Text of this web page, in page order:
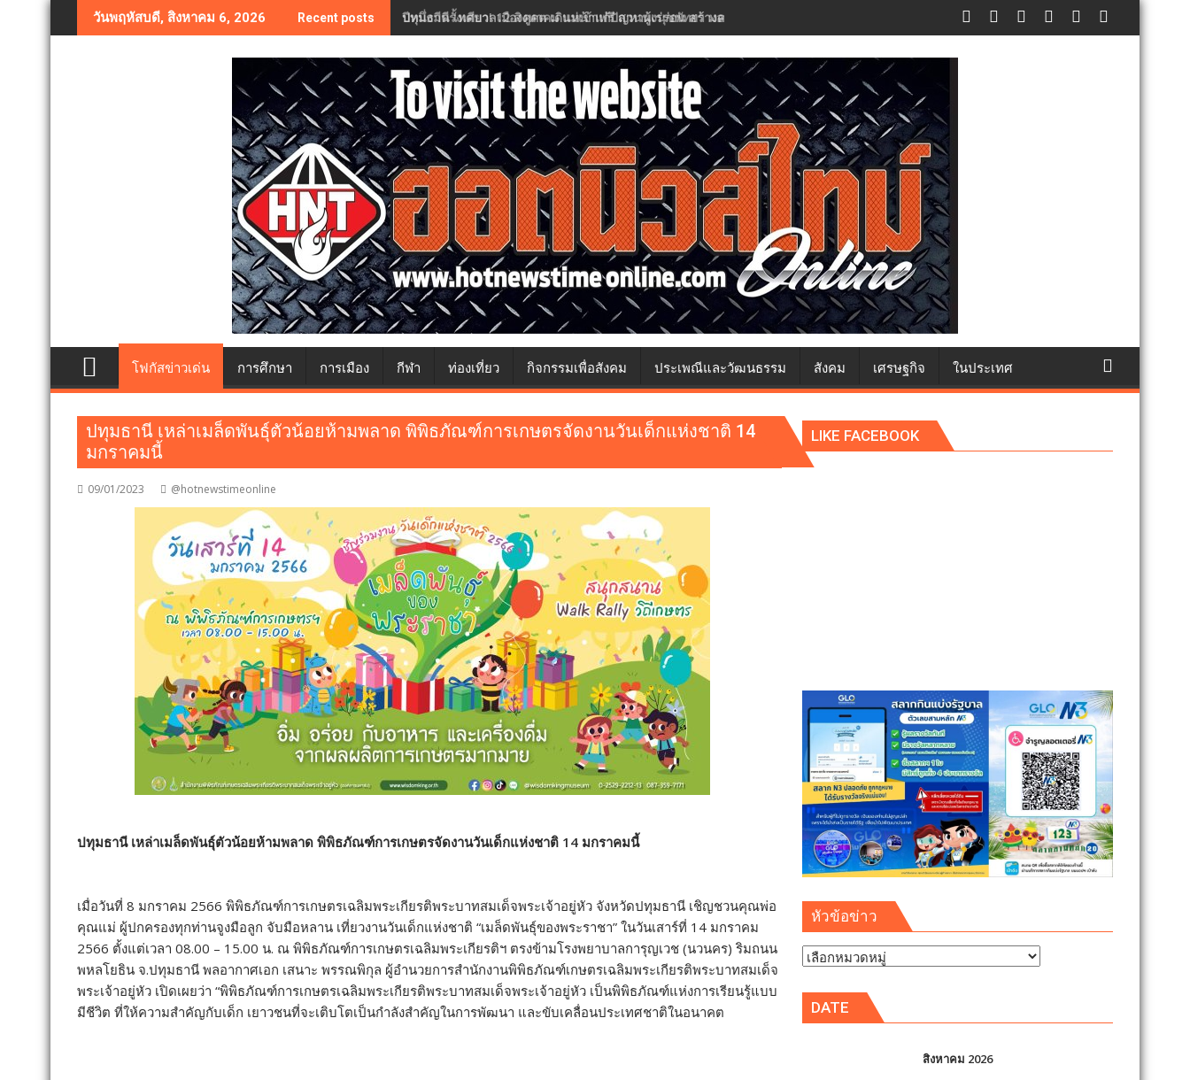
to
วันพฤหัสบดี, สิงหาคม 6, 2026 Recent posts ปทุมธานี เทศบาลเมืองคูคต เดินหน้าแก้ปัญหาผู้เร่ร่อน สร้างความปลอดภัยประชาชน
โฟกัสข่าวเด่น การศึกษา การเมือง กีฬา ท่องเที่ยว กิจกรรมเพื่อสังคม ประเพณีและวัฒนธรรม สังคม เศรษฐกิจ ในประเทศ
ปทุมธานี เหล่าเมล็ดพันธุ์ตัวน้อยห้ามพลาด พิพิธภัณฑ์การเกษตรจัดงานวันเด็กแห่งชาติ 14
มกราคมนี้
09/01/2023 @hotnewstimeonline
ปทุมธานี เหล่าเมล็ดพันธุ์ตัวน้อยห้ามพลาด พิพิธภัณฑ์การเกษตรจัดงานวันเด็กแห่งชาติ 14 มกราคมนี้
เมื่อวันที่ 8 มกราคม 2566 พิพิธภัณฑ์การเกษตรเฉลิมพระเกียรติพระบาทสมเด็จพระเจ้าอยู่หัว จังหวัดปทุมธานี เชิญชวนคุณพ่อ
คุณแม่ ผู้ปกครองทุกท่านจูงมือลูก จับมือหลาน เที่ยวงานวันเด็กแห่งชาติ “เมล็ดพันธุ์ของพระราชา” ในวันเสาร์ที่ 14 มกราคม
2566 ตั้งแต่เวลา 08.00 – 15.00 น. ณ พิพิธภัณฑ์การเกษตรเฉลิมพระเกียรติฯ ตรงข้ามโรงพยาบาลการุญเวช (นวนคร) ริมถนน
พหลโยธิน จ.ปทุมธานี พลอากาศเอก เสนาะ พรรณพิกุล ผู้อำนวยการสำนักงานพิพิธภัณฑ์เกษตรเฉลิมพระเกียรติพระบาทสมเด็จ
พระเจ้าอยู่หัว เปิดเผยว่า “พิพิธภัณฑ์การเกษตรเฉลิมพระเกียรติพระบาทสมเด็จพระเจ้าอยู่หัว เป็นพิพิธภัณฑ์แห่งการเรียนรู้แบบ
มีชีวิต ที่ให้ความสำคัญกับเด็ก เยาวชนที่จะเติบโตเป็นกำลังสำคัญในการพัฒนา และขับเคลื่อนประเทศชาติในอนาคต
LIKE FACEBOOK
หัวข้อข่าว
หัวข้อ
DATE
สิงหาคม 2026